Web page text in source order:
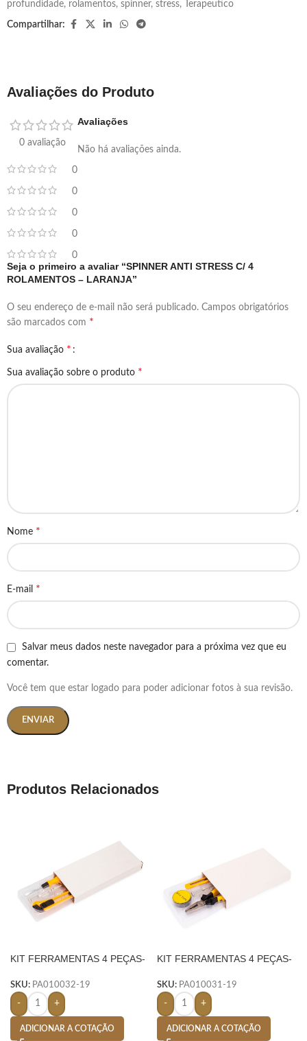
profundidade, rolamentos, spinner, stress, Terapeutico
Compartilhar:
Avaliações do Produto
0 avaliação
0
0
0
0
0
Avaliações
Não há avaliações ainda.
Seja o primeiro a avaliar “SPINNER ANTI STRESS C/ 4
ROLAMENTOS – LARANJA”
O seu endereço de e-mail não será publicado. Campos obrigatórios
são marcados com *
Sua avaliação *
Sua avaliação sobre o produto *
Nome *
E-mail *
Salvar meus dados neste navegador para a próxima vez que eu
comentar.
Você tem que estar logado para poder adicionar fotos à sua revisão.
Produtos Relacionados
KIT FERRAMENTAS 4 PEÇAS-
SKU: PA010032-19
- +
ADICIONAR A COTAÇÃO
KIT FERRAMENTAS 4 PEÇAS-
SKU: PA010031-19
- +
ADICIONAR A COTAÇÃO